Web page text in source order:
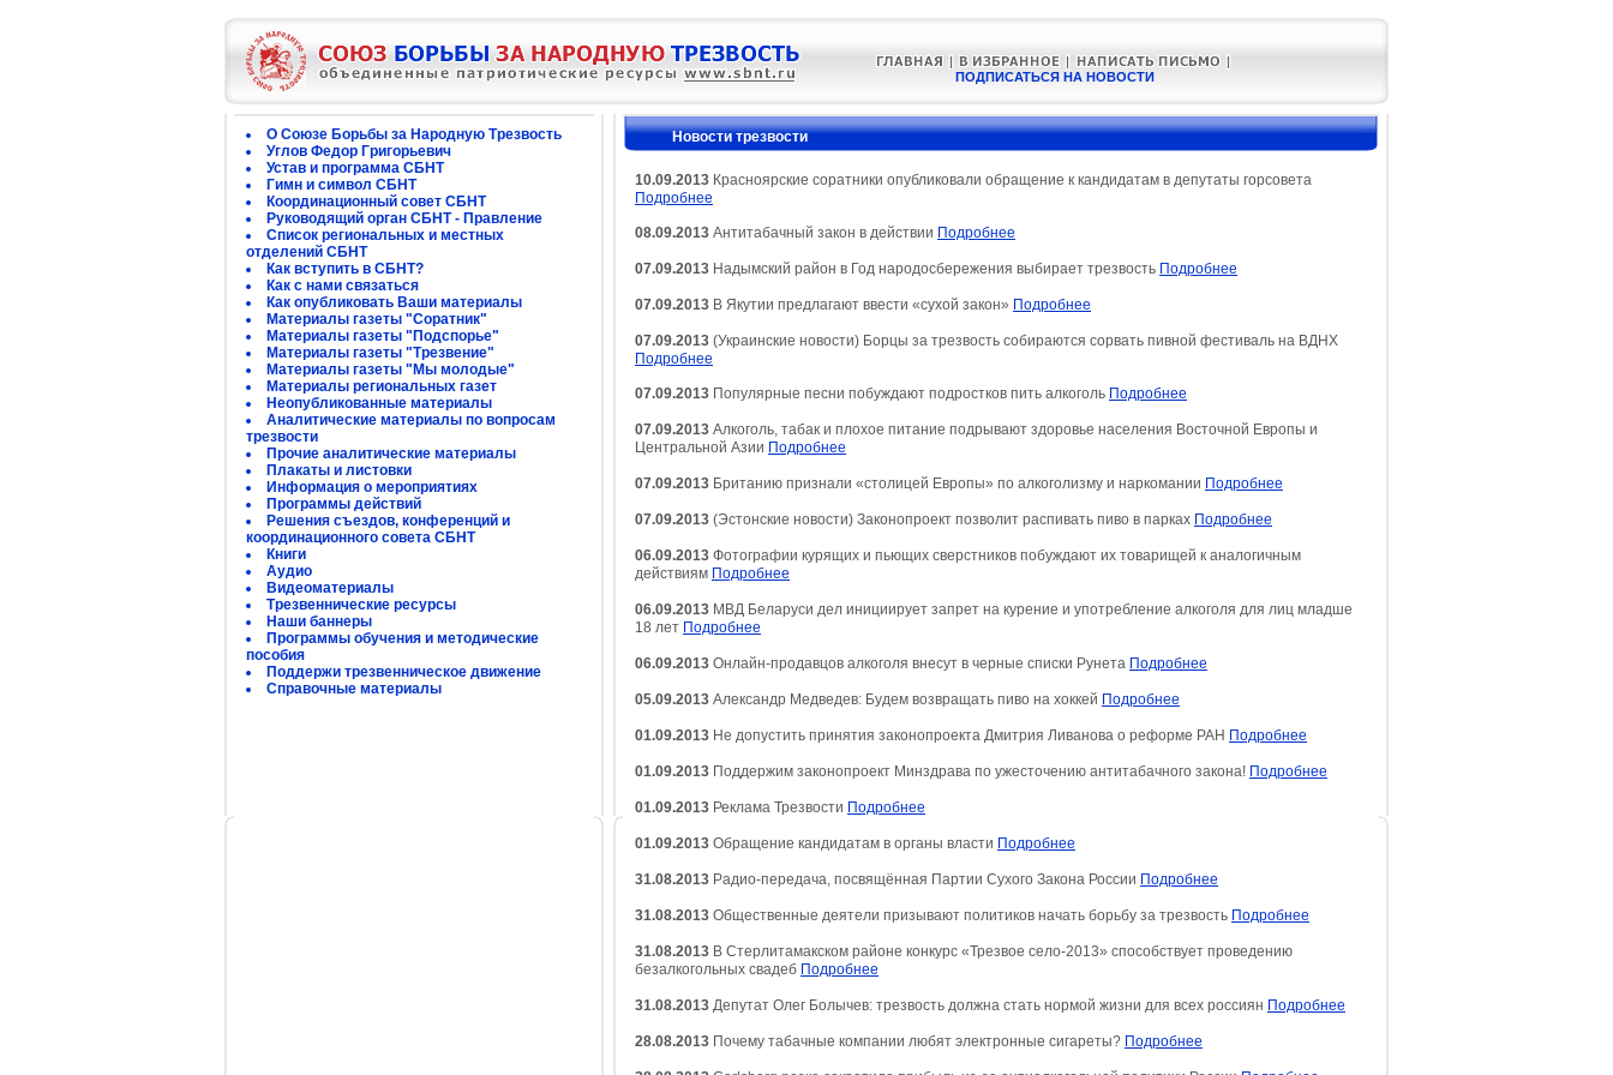
ПОДПИСАТЬСЯ НА НОВОСТИ
О Союзе Борьбы за Народную Трезвость
Углов Федор Григорьевич
Устав и программа СБНТ
Гимн и символ СБНТ
Координационный совет СБНТ
Руководящий орган СБНТ - Правление
Список региональных и местных
отделений СБНТ
Как вступить в СБНТ?
Как с нами связаться
Как опубликовать Ваши материалы
Материалы газеты "Соратник"
Материалы газеты "Подспорье"
Материалы газеты "Трезвение"
Материалы газеты "Мы молодые"
Материалы региональных газет
Неопубликованные материалы
Аналитические материалы по вопросам
трезвости
Прочие аналитические материалы
Плакаты и листовки
Информация о мероприятиях
Программы действий
Решения съездов, конференций и
координационного совета СБНТ
Книги
Аудио
Видеоматериалы
Трезвеннические ресурсы
Наши баннеры
Программы обучения и методические
пособия
Поддержи трезвенническое движение
Справочные материалы
Новости трезвости
10.09.2013 Красноярские соратники опубликовали обращение к кандидатам в депутаты горсовета
Подробнее
08.09.2013 Антитабачный закон в действии Подробнее
07.09.2013 Надымский район в Год народосбережения выбирает трезвость Подробнее
07.09.2013 В Якутии предлагают ввести «сухой закон» Подробнее
07.09.2013 (Украинские новости) Борцы за трезвость собираются сорвать пивной фестиваль на ВДНХ
Подробнее
07.09.2013 Популярные песни побуждают подростков пить алкоголь Подробнее
07.09.2013 Алкоголь, табак и плохое питание подрывают здоровье населения Восточной Европы и
Центральной Азии Подробнее
07.09.2013 Британию признали «столицей Европы» по алкоголизму и наркомании Подробнее
07.09.2013 (Эстонские новости) Законопроект позволит распивать пиво в парках Подробнее
06.09.2013 Фотографии курящих и пьющих сверстников побуждают их товарищей к аналогичным
действиям Подробнее
06.09.2013 МВД Беларуси дел инициирует запрет на курение и употребление алкоголя для лиц младше
18 лет Подробнее
06.09.2013 Онлайн-продавцов алкоголя внесут в черные списки Рунета Подробнее
05.09.2013 Александр Медведев: Будем возвращать пиво на хоккей Подробнее
01.09.2013 Не допустить принятия законопроекта Дмитрия Ливанова о реформе РАН Подробнее
01.09.2013 Поддержим законопроект Минздрава по ужесточению антитабачного закона! Подробнее
01.09.2013 Реклама Трезвости Подробнее
01.09.2013 Обращение кандидатам в органы власти Подробнее
31.08.2013 Радио-передача, посвящённая Партии Сухого Закона России Подробнее
31.08.2013 Общественные деятели призывают политиков начать борьбу за трезвость Подробнее
31.08.2013 В Стерлитамакском районе конкурс «Трезвое село-2013» способствует проведению
безалкогольных свадеб Подробнее
31.08.2013 Депутат Олег Болычев: трезвость должна стать нормой жизни для всех россиян Подробнее
28.08.2013 Почему табачные компании любят электронные сигареты? Подробнее